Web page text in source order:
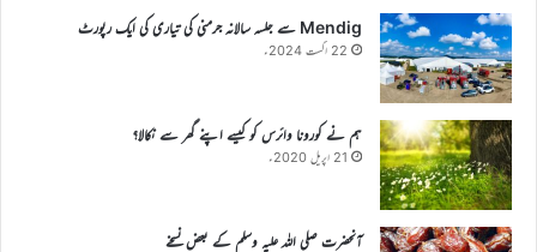
Mendig سے جلسہ سالانہ جرمنی کی تیاری کی ایک رپورٹ
22 اگست 2024ء
ہم نے کورونا وائرس کو کیسے اپنے گھر سے نکالا؟
21 اپریل 2020ء
آنحضرت صلی اللہ علیہ وسلم کے بعض نسخے